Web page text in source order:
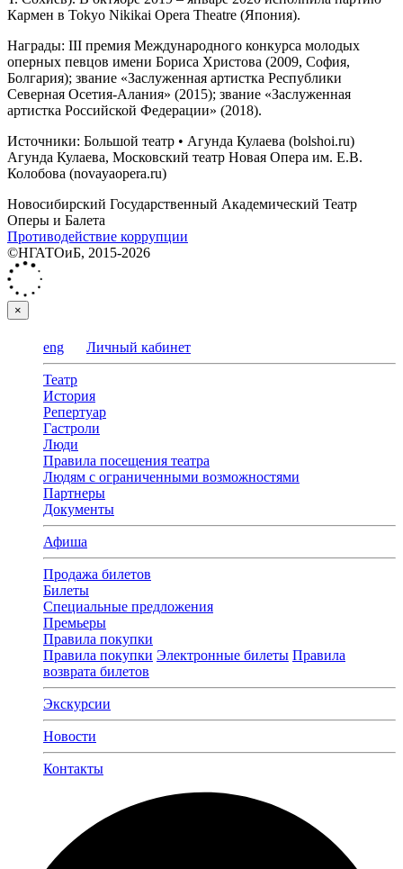
Кармен в Tokyo Nikikai Opera Theatre (Япония).
Награды: III премия Международного конкурса молодых
оперных певцов имени Бориса Христова (2009, София,
Болгария); звание «Заслуженная артистка Республики
Северная Осетия-Алания» (2015); звание «Заслуженная
артистка Российской Федерации» (2018).
Источники: Большой театр • Агунда Кулаева (bolshoi.ru)
Агунда Кулаева, Московский театр Новая Опера им. Е.В.
Колобова (novayaopera.ru)
Новосибирский Государственный Академический Театр
Оперы и Балета
Противодействие коррупции
©НГАТОиБ, 2015-2026
×
eng Личный кабинет
Театр
История
Репертуар
Гастроли
Люди
Правила посещения театра
Людям с ограниченными возможностями
Партнеры
Документы
Афиша
Продажа билетов
Билеты
Специальные предложения
Премьеры
Правила покупки
Правила покупки Электронные билеты Правила
возврата билетов
Экскурсии
Новости
Контакты